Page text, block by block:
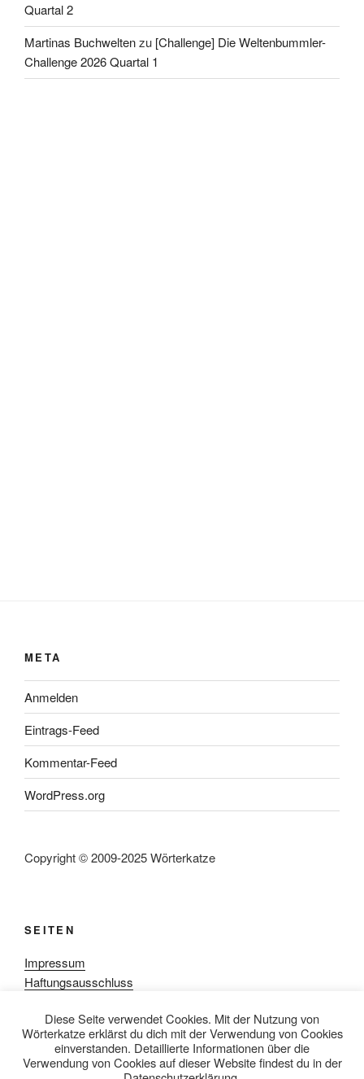
Quartal 2
Martinas Buchweltenzu [Challenge] Die Weltenbummler-
Challenge 2026 Quartal 1
META
Anmelden
Eintrags-Feed
Kommentar-Feed
WordPress.org
Copyright © 2009-2025 Wörterkatze
SEITEN
Impressum
Haftungsausschluss
Rezensionpolitik
Bewertungsschema
Media-Kit
Diese Seite verwendet Cookies. Mit der Nutzung von
Wörterkatze erklärst du dich mit der Verwendung von Cookies
einverstanden. Detaillierte Informationen über die
Verwendung von Cookies auf dieser Website findest du in der